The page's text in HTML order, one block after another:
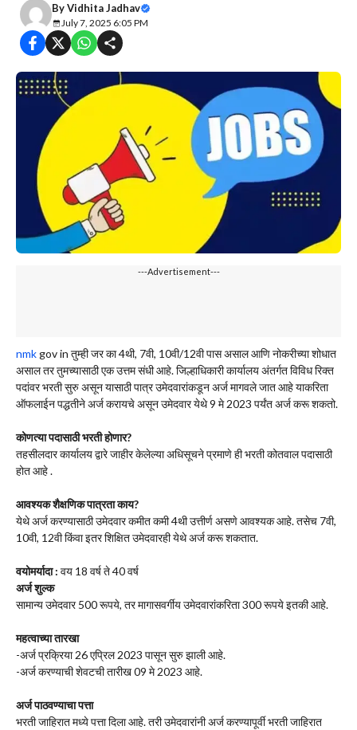
ByVidhita Jadhav
July 7, 2025 6:05 PM
---Advertisement---
nmkgov in तुम्ही जर का 4थी, 7वी, 10वी/12वी पास असाल आणि नोकरीच्या शोधात
असाल तर तुमच्यासाठी एक उत्तम संधी आहे. जिल्हाधिकारी कार्यालय अंतर्गत विविध रिक्त
पदांवर भरती सुरु असून यासाठी पात्र उमेदवारांकडून अर्ज मागवले जात आहे याकरिता
ऑफलाईन पद्धतीने अर्ज करायचे असून उमेदवार येथे 9 मे 2023 पर्यंत अर्ज करू शकतो.
कोणत्या पदासाठी भरती होणार?
तहसीलदार कार्यालय द्वारे जाहीर केलेल्या अधिसूचने प्रमाणे ही भरती कोतवाल पदासाठी
होत आहे .
आवश्यक शैक्षणिक पात्रता काय?
येथे अर्ज करण्यासाठी उमेदवार कमीत कमी 4थी उत्तीर्ण असणे आवश्यक आहे. तसेच 7वी,
10वी, 12वी किंवा इतर शिक्षित उमेदवारही येथे अर्ज करू शकतात.
वयोमर्यादा : वय 18 वर्ष ते 40 वर्ष
अर्ज शुल्क
सामान्य उमेदवार 500 रूपये, तर मागासवर्गीय उमेदवारांकरिता 300 रूपये इतकी आहे.
महत्वाच्या तारखा
-अर्ज प्रक्रिया 26 एप्रिल 2023 पासून सुरु झाली आहे.
-अर्ज करण्याची शेवटची तारीख 09 मे 2023 आहे.
अर्ज पाठवण्याचा पत्ता
भरती जाहिरात मध्ये पत्ता दिला आहे. तरी उमेदवारांनी अर्ज करण्यापूर्वी भरती जाहिरात